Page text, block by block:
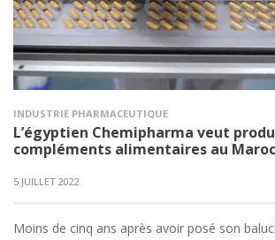
INDUSTRIE PHARMACEUTIQUE
L’égyptien Chemipharma veut
compléments alimentaires au Maroc
5 JUILLET 2022
Moins de cinq ans après avoir posé son